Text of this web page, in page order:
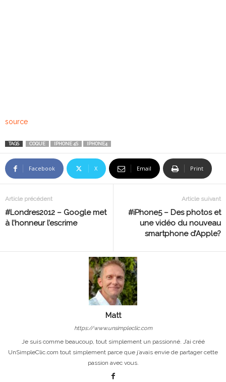
source
TAGS COQUE IPHONE 4S IPHONE4
Facebook X Email Print
Article précédent
#Londres2012 – Google met
à l’honneur l’escrime
Article suivant
#iPhone5 – Des photos et
une vidéo du nouveau
smartphone d’Apple?
Matt
https://www.unsimpleclic.com
Je suis comme beaucoup, tout simplement un passionné. J’ai créé
UnSimpleClic.com tout simplement parce que j’avais envie de partager cette
passion avec vous.